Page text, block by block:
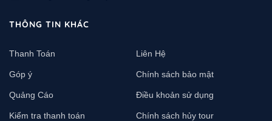
THÔNG TIN KHÁC
Thanh Toán Liên Hệ
Góp ý Chính sách bảo mật
Quảng Cáo Điều khoản sử dụng
Kiểm tra thanh toán Chính sách hủy tour